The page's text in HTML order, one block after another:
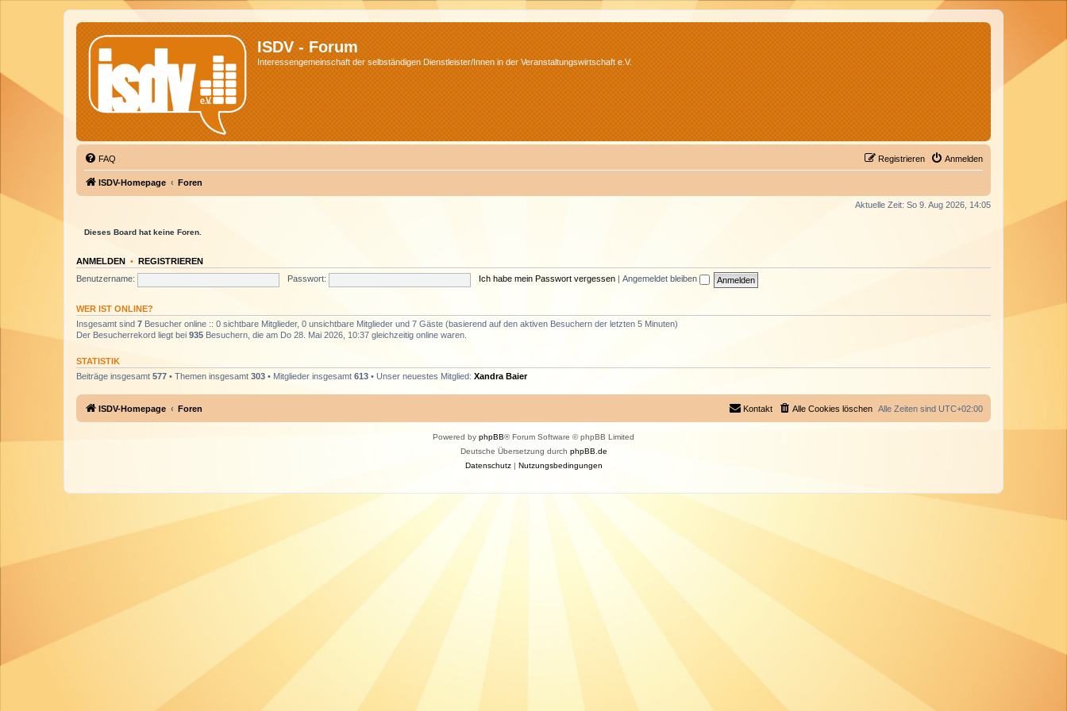
ISDV - Forum
Interessengemeinschaft der selbständigen Dienstleister/Innen in der Veranstaltungswirtschaft e.V.
FAQ Anmelden
Registrieren
ISDV-Homepage Foren
Aktuelle Zeit: So 9. Aug 2026, 14:05
Dieses Board hat keine Foren.
ANMELDEN • REGISTRIEREN
Benutzername:
Passwort: Ich habe mein Passwort vergessen Angemeldet bleiben
WER IST ONLINE?
Insgesamt sind 7 Besucher online :: 0 sichtbare Mitglieder, 0 unsichtbare Mitglieder und 7 Gäste (basierend auf den aktiven Besuchern der letzten 5 Minuten)
Der Besucherrekord liegt bei 935 Besuchern, die am Do 28. Mai 2026, 10:37 gleichzeitig online waren.
STATISTIK
Beiträge insgesamt 577 • Themen insgesamt 303 • Mitglieder insgesamt 613 • Unser neuestes Mitglied: Xandra Baier
ISDV-Homepage Foren Alle Zeiten sind UTC+02:00
Alle Cookies löschen
Kontakt
Powered by phpBB® Forum Software © phpBB Limited
Deutsche Übersetzung durch phpBB.de
Datenschutz| Nutzungsbedingungen